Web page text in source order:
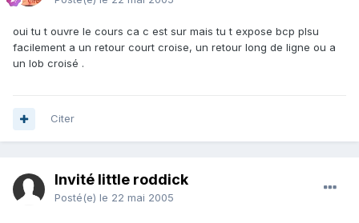
oui tu t ouvre le cours ca c est sur mais tu t expose bcp plsu
facilement a un retour court croise, un retour long de ligne ou a
un lob croisé .
Citer
Invité little roddick
Posté(e) le 22 mai 2005